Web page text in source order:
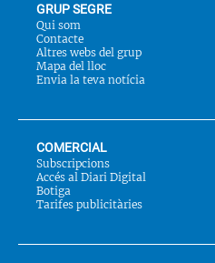
GRUP SEGRE
Qui som
Contacte
Altres webs del grup
Mapa del lloc
Envia la teva notícia
COMERCIAL
Subscripcions
Accés al Diari Digital
Botiga
Tarifes publicitàries